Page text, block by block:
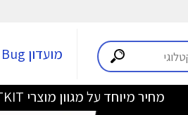
מועדון My Bug
מחיר מיוחד על מגוון מוצרי PETKIT לחברי מועדון >>